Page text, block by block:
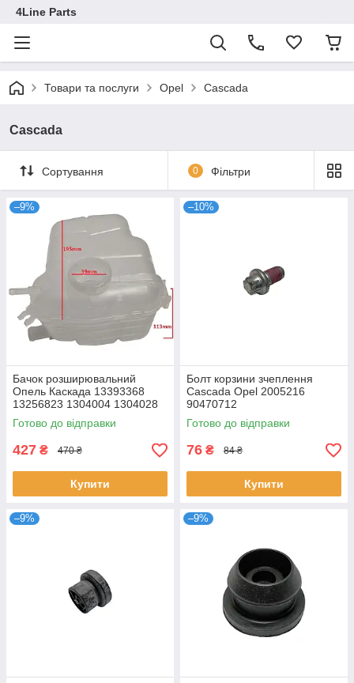
4Line Parts
Товари та послуги Opel Cascada
Cascada
Сортування 0 Фільтри
–9%
Бачок розширювальний
Опель Каскада 13393368
13256823 1304004 1304028
Готово до відправки
427 ₴ 470 ₴
Купити
–10%
Болт корзини зчеплення
Cascada Opel 2005216
90470712
Готово до відправки
76 ₴ 84 ₴
Купити
–9% –9%